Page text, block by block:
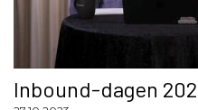
Inbound-dagen